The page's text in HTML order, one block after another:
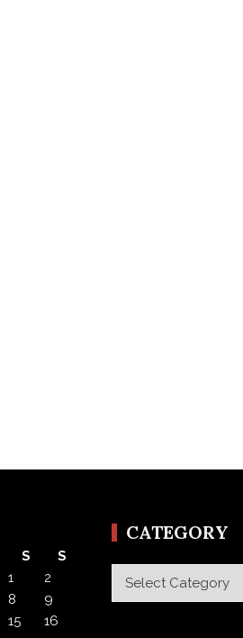
S
S
1
2
8
9
15
16
CATEGORY
Category